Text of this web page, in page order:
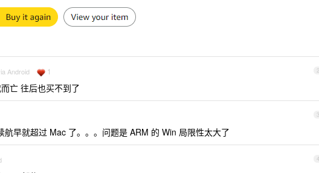
2
Android 1
亡 往后也买不到了
3
航早就超过 Mac 了。。。问题是 ARM 的 Win 局限性太大了
4